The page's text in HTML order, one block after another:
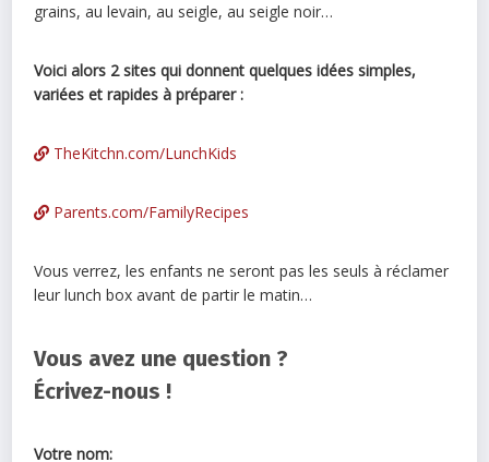
grains, au levain, au seigle, au seigle noir…
Voici alors 2 sites qui donnent quelques idées simples,
variées et rapides à préparer:
TheKitchn.com/LunchKids
Parents.com/FamilyRecipes
Vous verrez, les enfants ne seront pas les seuls à réclamer
leur lunch box avant de partir le matin…
Vous avez une question ?
Écrivez-nous !
Votre nom: